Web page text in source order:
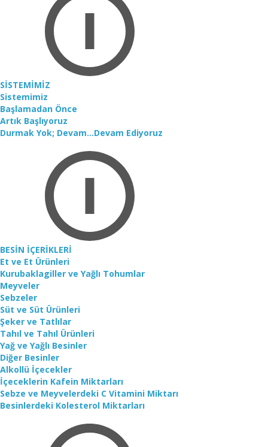
SİSTEMİMİZ
Sistemimiz
Başlamadan Önce
Artık Başlıyoruz
Durmak Yok; Devam...Devam Ediyoruz
BESİN İÇERİKLERİ
Et ve Et Ürünleri
Kurubaklagiller ve Yağlı Tohumlar
Meyveler
Sebzeler
Süt ve Süt Ürünleri
Şeker ve Tatlılar
Tahıl ve Tahıl Ürünleri
Yağ ve Yağlı Besinler
Diğer Besinler
Alkollü İçecekler
İçeceklerin Kafein Miktarları
Sebze ve Meyvelerdeki C Vitamini Miktarı
Besinlerdeki Kolesterol Miktarları